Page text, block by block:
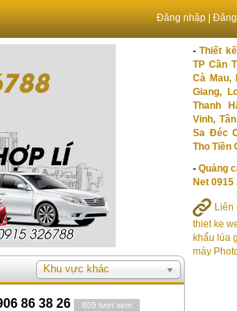
Đăng nhập
-Thiết
TP Cần
Cà Mau,
Giang,
Thanh
Vinh,
Sa Đéc
Tho Tiền
-Quảng
Net 0915
Liên
thiet ke
khẩu lúa
máy
Khu vực khác
86 38 26 605 lượt xem